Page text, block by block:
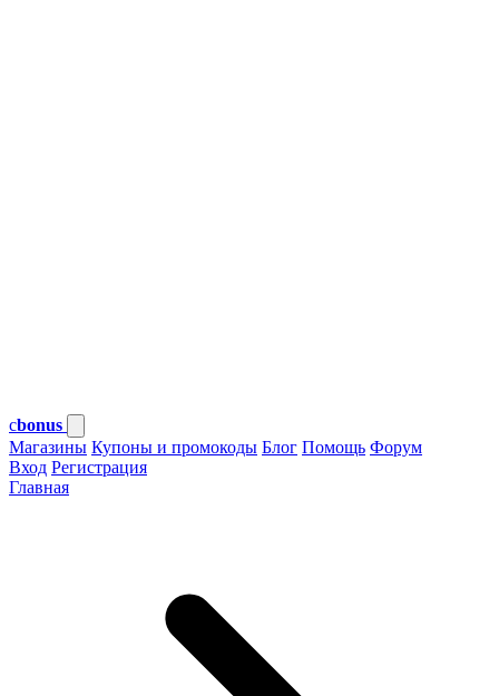
cbonus
Магазины Купоны и промокоды Блог Помощь Форум
Вход Регистрация
Главная